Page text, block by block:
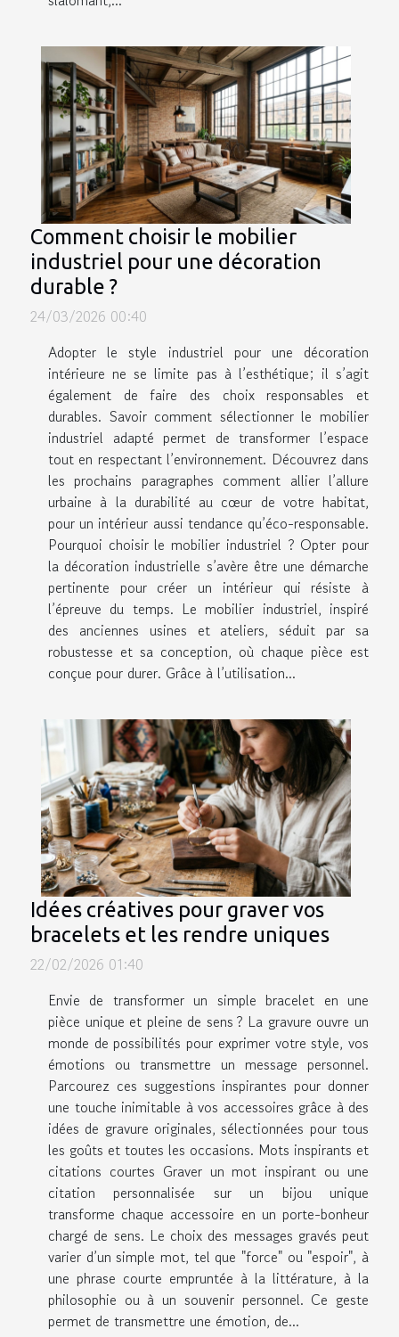
Comment choisir le mobilier
industriel pour une décoration
durable ?
24/03/2026 00:40
Adopter le style industriel pour une décoration
intérieure ne se limite pas à l’esthétique; il s’agit
également de faire des choix responsables et
durables. Savoir comment sélectionner le mobilier
industriel adapté permet de transformer l’espace
tout en respectant l’environnement. Découvrez dans
les prochains paragraphes comment allier l’allure
urbaine à la durabilité au cœur de votre habitat,
pour un intérieur aussi tendance qu’éco-responsable.
Pourquoi choisir le mobilier industriel ? Opter pour
la décoration industrielle s’avère être une démarche
pertinente pour créer un intérieur qui résiste à
l’épreuve du temps. Le mobilier industriel, inspiré
des anciennes usines et ateliers, séduit par sa
robustesse et sa conception, où chaque pièce est
conçue pour durer. Grâce à l’utilisation...
Idées créatives pour graver vos
bracelets et les rendre uniques
22/02/2026 01:40
Envie de transformer un simple bracelet en une
pièce unique et pleine de sens ? La gravure ouvre un
monde de possibilités pour exprimer votre style, vos
émotions ou transmettre un message personnel.
Parcourez ces suggestions inspirantes pour donner
une touche inimitable à vos accessoires grâce à des
idées de gravure originales, sélectionnées pour tous
les goûts et toutes les occasions. Mots inspirants et
citations courtes Graver un mot inspirant ou une
citation personnalisée sur un bijou unique
transforme chaque accessoire en un porte-bonheur
chargé de sens. Le choix des messages gravés peut
varier d’un simple mot, tel que "force" ou "espoir", à
une phrase courte empruntée à la littérature, à la
philosophie ou à un souvenir personnel. Ce geste
permet de transmettre une émotion, de...